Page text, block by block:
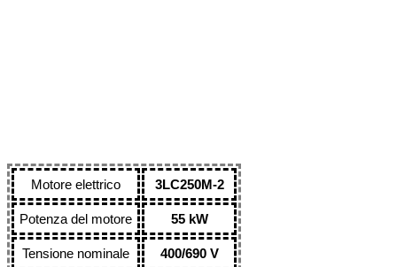
Motore elettrico 3LC250M-2
Potenza del motore 55 kW
Tensione nominale 400/690 V